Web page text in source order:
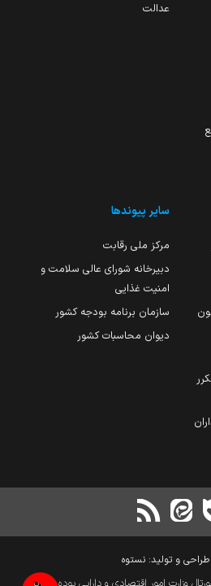
عدالت
ماده 251 مکرر
سایر پیوندها
مرکز ملی رقابت
دبیرخانه شورای عالی سلامت و
امنیت غذایی
سازمان برنامه بودجه کشور
دیوان محاسبات کشور
طراحی و تولید: نستوه